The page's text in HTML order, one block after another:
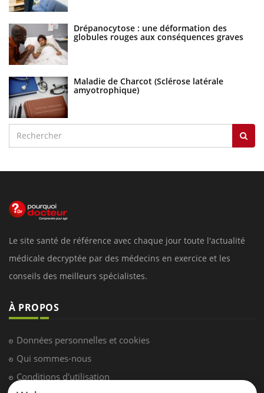
Drépanocytose : une déformation des
globules rouges aux conséquences graves
Maladie de Charcot (Sclérose latérale
amyotrophique)
Le site santé de référence avec chaque jour toute l'actualité
médicale decryptée par des médecins en exercice et les
conseils des meilleurs spécialistes.
À PROPOS
Données personnelles et cookies
Qui sommes-nous
Conditions d'utilisation